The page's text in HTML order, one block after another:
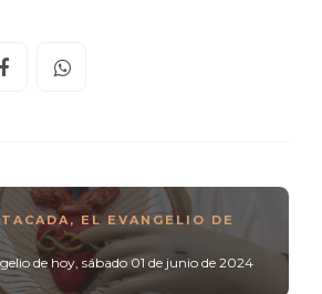
, EL EVANGELIO DE
de hoy, sábado 01 de junio de 2024